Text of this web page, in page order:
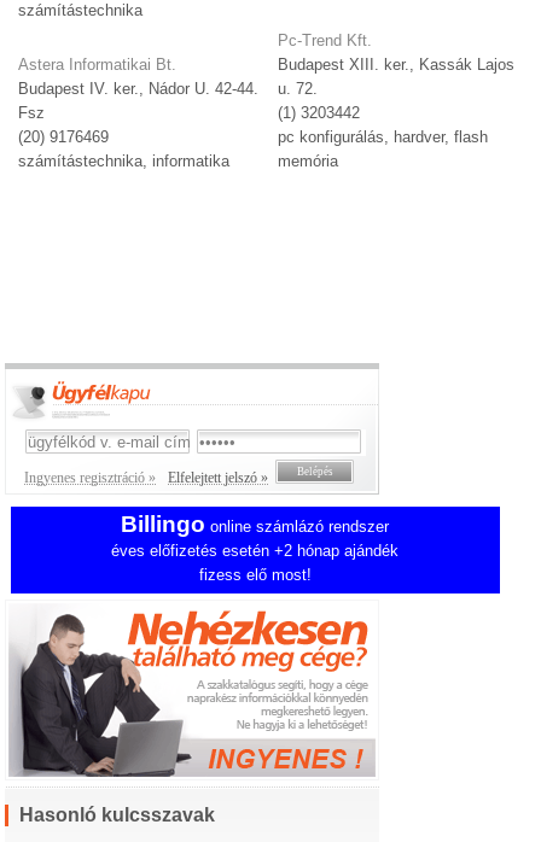
számítástechnika
Astera Informatikai Bt.
Budapest IV. ker., Nádor U. 42-44.
Fsz
(20) 9176469
számítástechnika, informatika
Pc-Trend Kft.
Budapest XIII. ker., Kassák Lajos
u. 72.
(1) 3203442
pc konfigurálás, hardver, flash
memória
Ingyenes regisztráció » Elfelejtett jelszó »
Billingo online számlázó rendszer
éves előfizetés esetén +2 hónap ajándék
fizess elő most!
Hasonló kulcsszavak